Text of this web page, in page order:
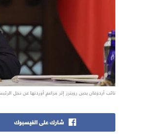
نائب أردوغان يدين رويترز إثر مزاعم أوردتها عن نجل
شارك على الفيسبوك